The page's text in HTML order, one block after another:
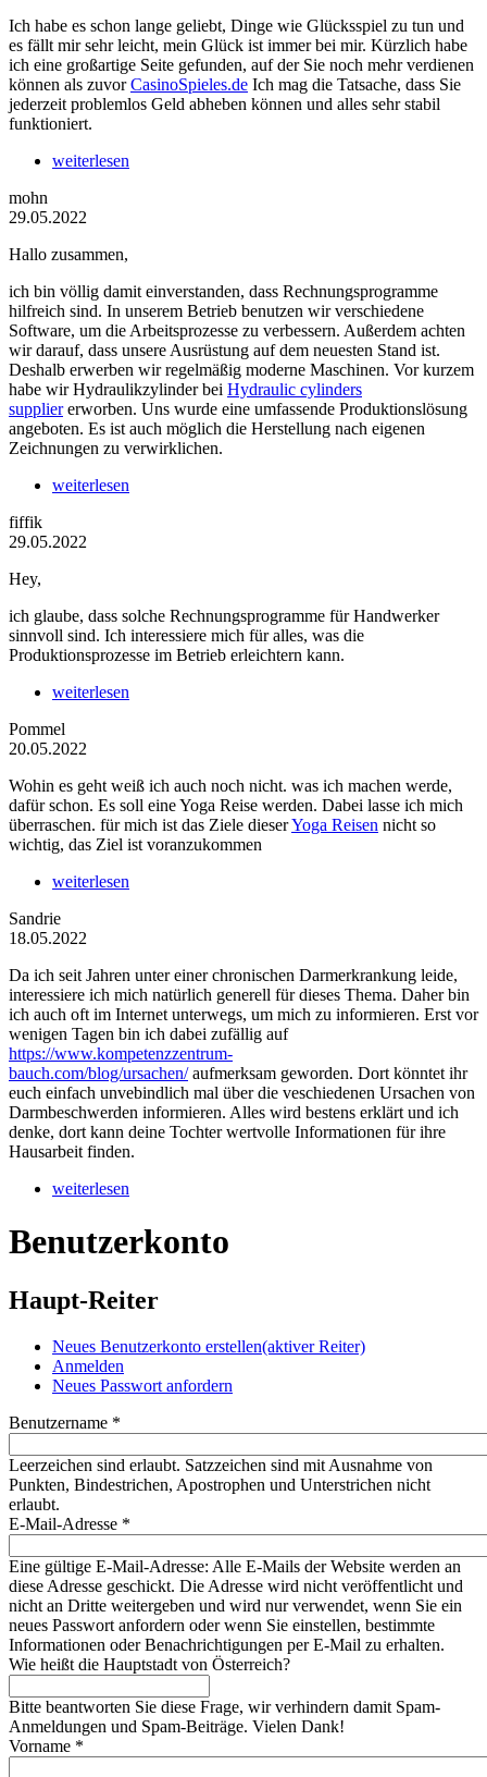
Ich habe es schon lange geliebt, Dinge wie Glücksspiel zu tun und
es fällt mir sehr leicht, mein Glück ist immer bei mir. Kürzlich habe
ich eine großartige Seite gefunden, auf der Sie noch mehr verdienen
können als zuvorCasinoSpieles.de Ich mag die Tatsache, dass Sie
jederzeit problemlos Geld abheben können und alles sehr stabil
funktioniert.
weiterlesen
mohn
29.05.2022
Hallo zusammen,
ich bin völlig damit einverstanden, dass Rechnungsprogramme
hilfreich sind. In unserem Betrieb benutzen wir verschiedene
Software, um die Arbeitsprozesse zu verbessern. Außerdem achten
wir darauf, dass unsere Ausrüstung auf dem neuesten Stand ist.
Deshalb erwerben wir regelmäßig moderne Maschinen. Vor kurzem
habe wir Hydraulikzylinder bei Hydraulic cylinders
suppliererworben. Uns wurde eine umfassende Produktionslösung
angeboten. Es ist auch möglich die Herstellung nach eigenen
Zeichnungen zu verwirklichen.
weiterlesen
fiffik
29.05.2022
Hey,
ich glaube, dass solche Rechnungsprogramme für Handwerker
sinnvoll sind. Ich interessiere mich für alles, was die
Produktionsprozesse im Betrieb erleichtern kann.
weiterlesen
Pommel
20.05.2022
Wohin es geht weiß ich auch noch nicht. was ich machen werde,
dafür schon. Es soll eine Yoga Reise werden. Dabei lasse ich mich
überraschen. für mich ist das Ziele dieserYoga Reisen nicht so
wichtig, das Ziel ist voranzukommen
weiterlesen
Sandrie
18.05.2022
Da ich seit Jahren unter einer chronischen Darmerkrankung leide,
interessiere ich mich natürlich generell für dieses Thema. Daher bin
ich auch oft im Internet unterwegs, um mich zu informieren. Erst vor
wenigen Tagen bin ich dabei zufällig auf
https://www.kompetenzzentrum-
bauch.com/blog/ursachen/aufmerksam geworden. Dort könntet ihr
euch einfach unvebindlich mal über die veschiedenen Ursachen von
Darmbeschwerden informieren. Alles wird bestens erklärt und ich
denke, dort kann deine Tochter wertvolle Informationen für ihre
Hausarbeit finden.
weiterlesen
Benutzerkonto
Haupt-Reiter
Neues Benutzerkonto erstellen(aktiver Reiter)
Anmelden
Neues Passwort anfordern
Benutzername *
Leerzeichen sind erlaubt. Satzzeichen sind mit Ausnahme von
Punkten, Bindestrichen, Apostrophen und Unterstrichen nicht
erlaubt.
E-Mail-Adresse *
Eine gültige E-Mail-Adresse: Alle E-Mails der Website werden an
diese Adresse geschickt. Die Adresse wird nicht veröffentlicht und
nicht an Dritte weitergeben und wird nur verwendet, wenn Sie ein
neues Passwort anfordern oder wenn Sie einstellen, bestimmte
Informationen oder Benachrichtigungen per E-Mail zu erhalten.
Wie heißt die Hauptstadt von Österreich?
Bitte beantworten Sie diese Frage, wir verhindern damit Spam-
Anmeldungen und Spam-Beiträge. Vielen Dank!
Vorname *